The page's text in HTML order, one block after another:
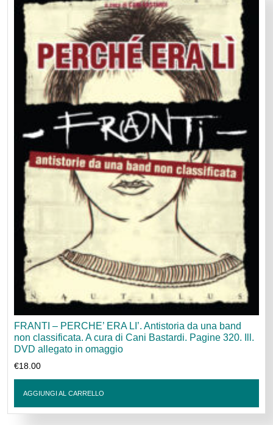
FRANTI – PERCHE’ ERA LI’. Antistoria da una band
non classificata. A cura di Cani Bastardi. Pagine 320. Ill.
DVD allegato in omaggio
€18.00
AGGIUNGI AL CARRELLO